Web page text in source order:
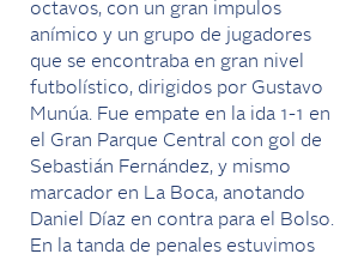
octavos, con un gran impulos
anímico y un grupo de jugadores
que se encontraba en gran nivel
futbolístico, dirigidos por Gustavo
Munúa. Fue empate en la ida 1-1 en
el Gran Parque Central con gol de
Sebastián Fernández, y mismo
marcador en La Boca, anotando
Daniel Díaz en contra para el Bolso.
En la tanda de penales estuvimos